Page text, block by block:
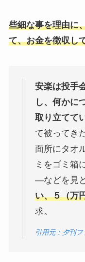
些細な事を理由に
て、お金を徴収し
安楽は投手
し、何かに
取り立てて
て被ってき
面所にタオ
ミをゴミ箱
―などを見
い、５（万
求。
引用元：夕刊フ